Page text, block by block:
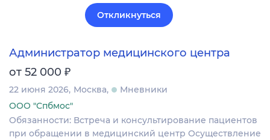
Откликнуться
Администратор медицинского центра
от 52 000 ₽
22 июня 2026 Москва
Мневники
ООО "Спбмос"
Обязанности: Встреча и консультирование пациентов
при обращении в медицинский центр Осуществление